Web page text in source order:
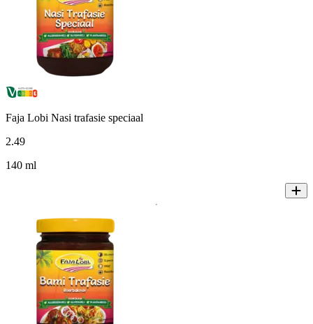
Faja Lobi Nasi trafasie speciaal
2.49
140 ml